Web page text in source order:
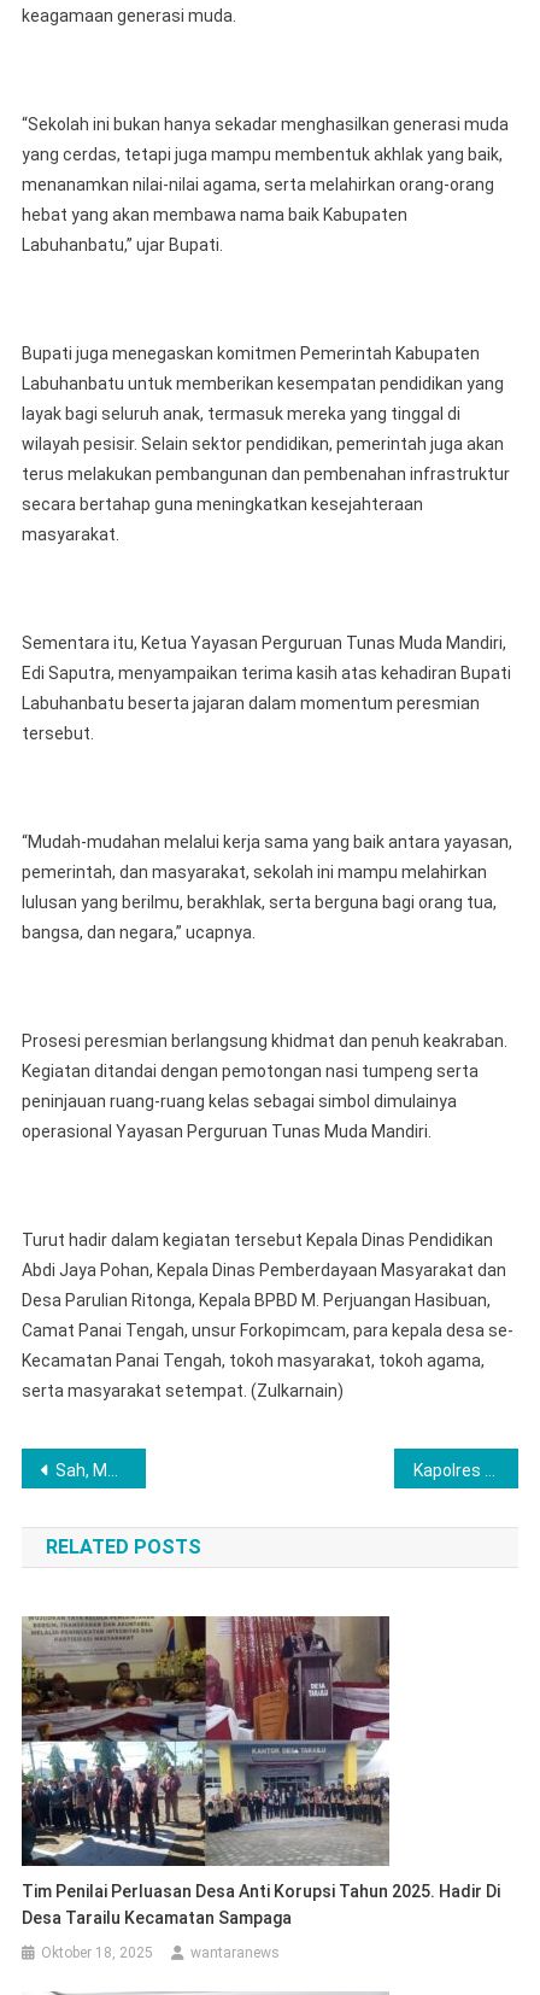
keagamaan generasi muda.
“Sekolah ini bukan hanya sekadar menghasilkan generasi muda
yang cerdas, tetapi juga mampu membentuk akhlak yang baik,
menanamkan nilai-nilai agama, serta melahirkan orang-orang
hebat yang akan membawa nama baik Kabupaten
Labuhanbatu,” ujar Bupati.
Bupati juga menegaskan komitmen Pemerintah Kabupaten
Labuhanbatu untuk memberikan kesempatan pendidikan yang
layak bagi seluruh anak, termasuk mereka yang tinggal di
wilayah pesisir. Selain sektor pendidikan, pemerintah juga akan
terus melakukan pembangunan dan pembenahan infrastruktur
secara bertahap guna meningkatkan kesejahteraan
masyarakat.
Sementara itu, Ketua Yayasan Perguruan Tunas Muda Mandiri,
Edi Saputra, menyampaikan terima kasih atas kehadiran Bupati
Labuhanbatu beserta jajaran dalam momentum peresmian
tersebut.
“Mudah-mudahan melalui kerja sama yang baik antara yayasan,
pemerintah, dan masyarakat, sekolah ini mampu melahirkan
lulusan yang berilmu, berakhlak, serta berguna bagi orang tua,
bangsa, dan negara,” ucapnya.
Prosesi peresmian berlangsung khidmat dan penuh keakraban.
Kegiatan ditandai dengan pemotongan nasi tumpeng serta
peninjauan ruang-ruang kelas sebagai simbol dimulainya
operasional Yayasan Perguruan Tunas Muda Mandiri.
Turut hadir dalam kegiatan tersebut Kepala Dinas Pendidikan
Abdi Jaya Pohan, Kepala Dinas Pemberdayaan Masyarakat dan
Desa Parulian Ritonga, Kepala BPBD M. Perjuangan Hasibuan,
Camat Panai Tengah, unsur Forkopimcam, para kepala desa se-
Kecamatan Panai Tengah, tokoh masyarakat, tokoh agama,
serta masyarakat setempat. (Zulkarnain)
Navigasi
pos
Sah, Muskan Rambe Jabat Ketua PBSI Kabupaten Labuhanbatu Periode 2026-2030 Kapolres Musi Rawas Pimpin Upacara Kenaikan Pangkat 34 Personel: Wujud Apresiasi atas Dedikasi dan Loyalitas
RELATED POSTS
Tim Penilai Perluasan Desa Anti Korupsi Tahun 2025. Hadir Di
Desa Tarailu Kecamatan Sampaga
Oktober 18, 2025 wantaranews